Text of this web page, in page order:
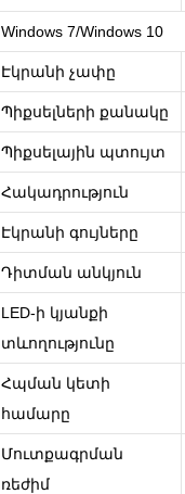
Windows 7/Windows 10
Էկրանի չափը
Պիքսելների քանակը
Պիքսելային պտույտ
Հակադրություն
Էկրանի գույները
Դիտման անկյուն
LED-ի կյանքի
տևողությունը
Հպման կետի
համարը
Մուտքագրման
ռեժիմ